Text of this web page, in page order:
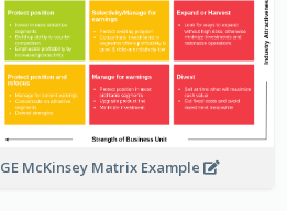
GE McKinsey Matrix Example